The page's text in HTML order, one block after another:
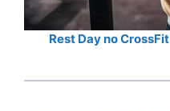
Rest Day no CrossFit